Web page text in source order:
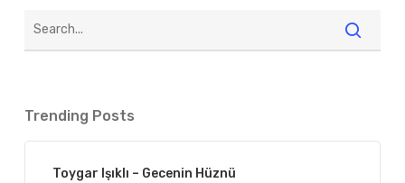
Trending Posts
Toygar Işıklı – Gecenin Hüznü